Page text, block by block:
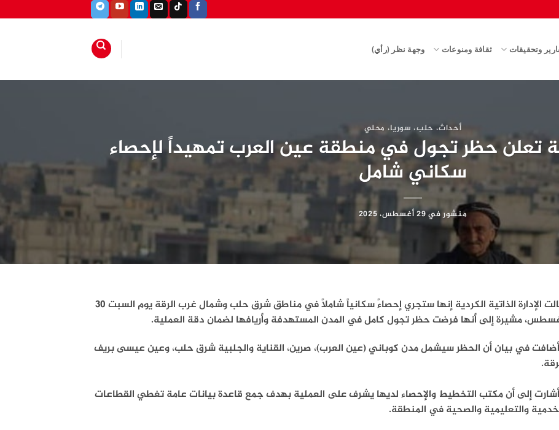
وتحقيقات ثقافة ومنوعات وجهة نظر (رأي)
أحداث، حلب، سوريا، محلي
تعلن حظر تجول في منطقة عين العرب تمهيداً لإحصاء
سكاني شامل
منشور في29 أغسطس، 2025
قالت الإدارة الذاتية الكردية إنها ستجري إحصاءً سكانياً شاملاً في مناطق شرق حلب وشمال غرب الرقة يوم السبت 30
مشيرة إلى أنها فرضت حظر تجول كامل في المدن المستهدفة وأريافها لضمان دقة العملية.
في بيان أن الحظر سيشمل مدن كوباني (عين العرب)، صرين، القناية والجلبية شرق حلب، وعين عيسى بريف
إلى أن مكتب التخطيط والإحصاء لديها يشرف على العملية بهدف جمع قاعدة بيانات عامة تغطي القطاعات
والتعليمية والصحية في المنطقة.